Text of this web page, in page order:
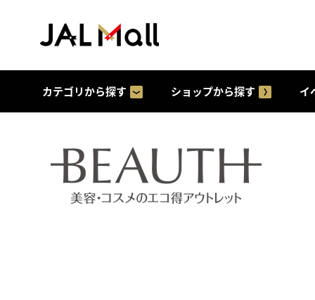
カテゴリから探す ショップから探す イ